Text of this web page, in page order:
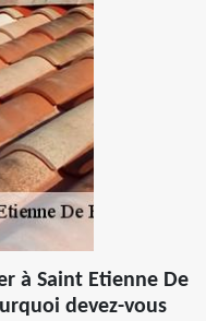
à Saint Etienne De
devez-vous